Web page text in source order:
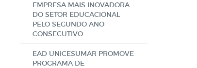
EMPRESA MAIS INOVADORA
DO SETOR EDUCACIONAL
PELO SEGUNDO ANO
CONSECUTIVO
EAD UNICESUMAR PROMOVE
PROGRAMA DE